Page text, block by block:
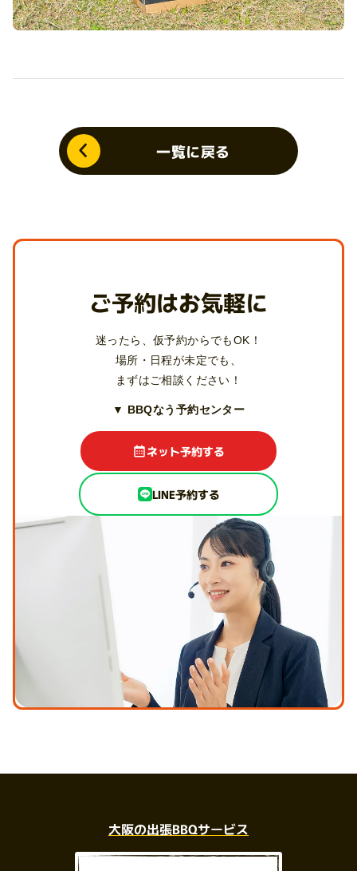
一覧に戻る
ご予約はお気軽に
迷ったら、仮予約からでもOK！
場所・日程が未定でも、
まずはご相談ください！
▼ BBQなう予約センター
ネット予約する
LINE予約する
大阪の出張BBQサービス